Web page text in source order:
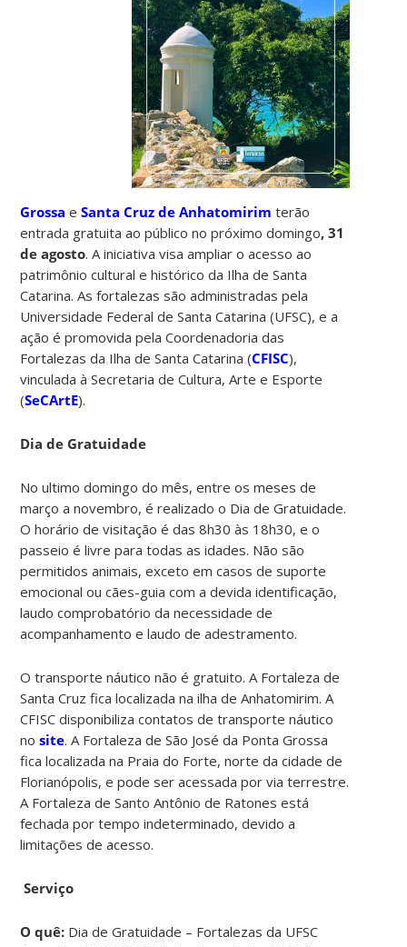
Grossa eSanta Cruz de Anhatomirim terão
entrada gratuita ao público no próximo domingo, 31
de agosto. A iniciativa visa ampliar o acesso ao
patrimônio cultural e histórico da Ilha de Santa
Catarina. As fortalezas são administradas pela
Universidade Federal de Santa Catarina (UFSC), e a
ação é promovida pela Coordenadoria das
Fortalezas da Ilha de Santa Catarina (CFISC),
vinculada à Secretaria de Cultura, Arte e Esporte
(SeCArtE).
Dia de Gratuidade
No ultimo domingo do mês, entre os meses de
março a novembro, é realizado o Dia de Gratuidade.
O horário de visitação é das 8h30 às 18h30, e o
passeio é livre para todas as idades. Não são
permitidos animais, exceto em casos de suporte
emocional ou cães-guia com a devida identificação,
laudo comprobatório da necessidade de
acompanhamento e laudo de adestramento.
O transporte náutico não é gratuito. A Fortaleza de
Santa Cruz fica localizada na ilha de Anhatomirim. A
CFISC disponibiliza contatos de transporte náutico
nosite. A Fortaleza de São José da Ponta Grossa
fica localizada na Praia do Forte, norte da cidade de
Florianópolis, e pode ser acessada por via terrestre.
A Fortaleza de Santo Antônio de Ratones está
fechada por tempo indeterminado, devido a
limitações de acesso.
Serviço
O quê: Dia de Gratuidade – Fortalezas da UFSC